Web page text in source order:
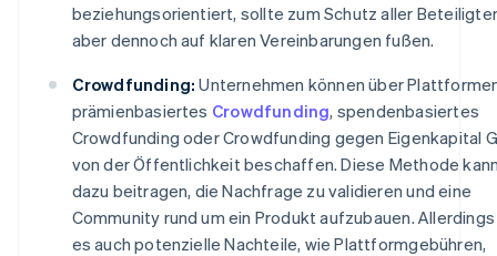
beziehungsorientiert, sollte zum Schutz aller
aber dennoch auf klaren Vereinbarungen fußen.
Crowdfunding: Unternehmen können über
prämienbasiertes Crowdfunding, spendenbasiertes
Crowdfunding oder Crowdfunding gegen Eigenkapital
von der Öffentlichkeit beschaffen. Diese Methode
dazu beitragen, die Nachfrage zu validieren und eine
Community rund um ein Produkt aufzubauen.
es auch potenzielle Nachteile, wie Plattformgebühren,